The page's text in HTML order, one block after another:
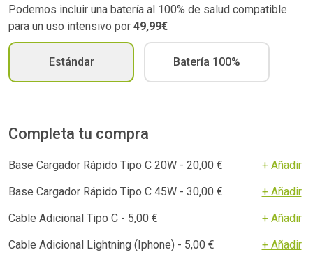
Podemos incluir una batería al 100% de salud compatible
para un uso intensivo por 49,99€
Estándar Batería 100%
Completa tu compra
Base Cargador Rápido Tipo C 20W - 20,00 €
+ Añadir
Base Cargador Rápido Tipo C 45W - 30,00 €
+ Añadir
Cable Adicional Tipo C - 5,00 €
+ Añadir
Cable Adicional Lightning (Iphone) - 5,00 €
+ Añadir